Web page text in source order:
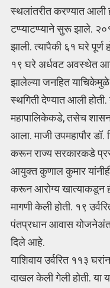
स्थलांतरीत करण्यात आली
टप्प्याटप्प्याने सुरू झाले.
झाली. त्यापैकी ६१ घरे
१९ घरे अर्धवट अवस्थेत
झालेल्या जनहित याचिकेमुळे
स्थगिती देण्यात आली
महापालिकेकडे, तसेच
आला. माजी उपमहापौर डॉ.
करून राज्य सरकारकडे
आयुक्त कुणाल कुमार
करून आरोग्य खात्याकडून
मागणी केली होती. १९
पंतप्रधान आवास
दिले आहे.
याशिवाय उर्वरित ११३
दाखल केली गेली होती. या